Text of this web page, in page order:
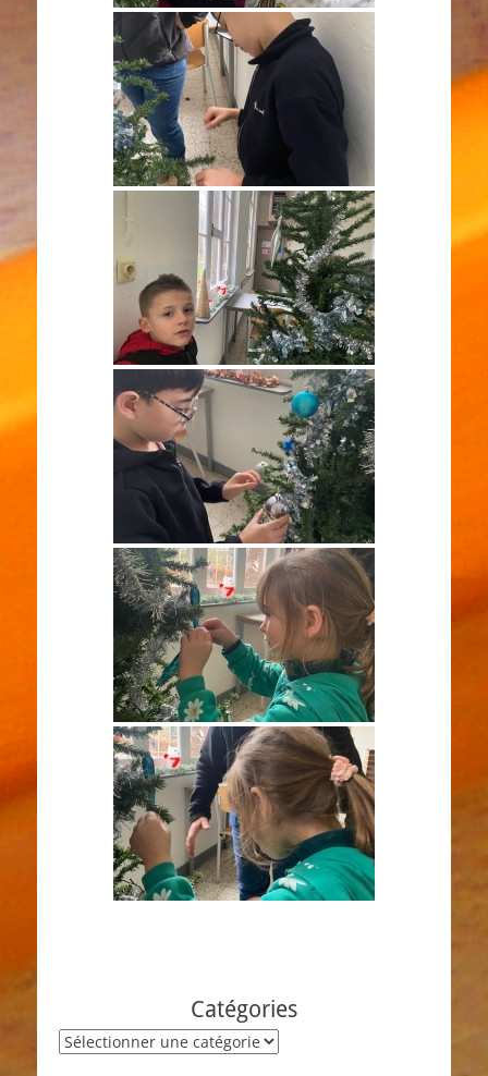
Catégories
Catégories